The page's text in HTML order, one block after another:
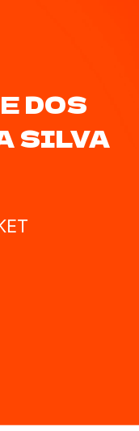
DOS
SILVA